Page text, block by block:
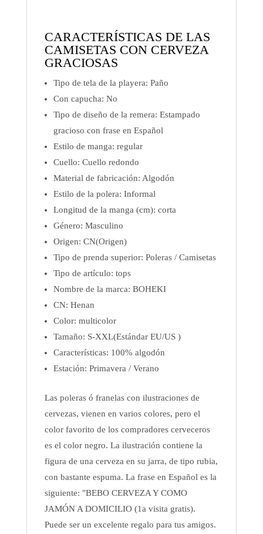
hasta
22,32$
CARACTERÍSTICAS DE LAS
CAMISETAS CON CERVEZA
GRACIOSAS
Tipo de tela de la playera: Paño
Con capucha: No
Tipo de diseño de la remera: Estampado
gracioso con frase en Español
Estilo de manga: regular
Cuello: Cuello redondo
Material de fabricación: Algodón
Estilo de la polera: Informal
Longitud de la manga (cm): corta
Género: Masculino
Origen: CN(Origen)
Tipo de prenda superior: Poleras / Camisetas
Tipo de artículo: tops
Nombre de la marca: BOHEKI
CN: Henan
Color: multicolor
Tamaño: S-XXL(Estándar EU/US )
Características: 100% algodón
Estación: Primavera / Verano
Las poleras ó franelas con ilustraciones de
cervezas, vienen en varios colores, pero el
color favorito de los compradores cerveceros
es el color negro. La ilustración contiene la
figura de una cerveza en su jarra, de tipo rubia,
con bastante espuma. La frase en Español es la
siguiente: "BEBO CERVEZA Y COMO
JAMÓN A DOMICILIO (1a visita gratis).
Puede ser un excelente regalo para tus amigos.